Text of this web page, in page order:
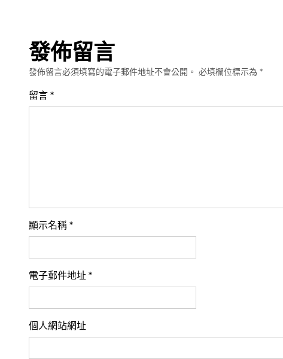
發佈留言
發佈留言必須填寫的電子郵件地址不會公開。 必填欄位標示為 *
留言 *
顯示名稱 *
電子郵件地址 *
個人網站網址